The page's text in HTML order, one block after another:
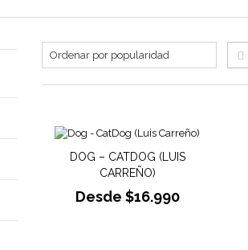
DOG – CATDOG (LUIS
CARREÑO)
Desde $16.990